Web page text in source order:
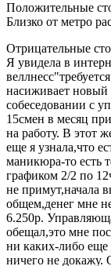
Положительные
Близко от метро
Отрицательные
Я увидела в
насиживает новый
собеседовании с
15смен в месяц
на работу. В этот
еще я узнала,что
маникюра-то есть
графиком 2/2 по
не примут,начала
общем,денег мне
6.250р.
обещал,это мне
ни каких-либо
ничего не докажу.